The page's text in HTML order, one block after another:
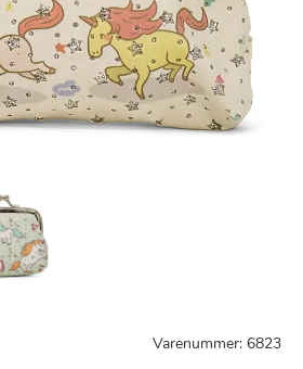
Varenummer: 6823